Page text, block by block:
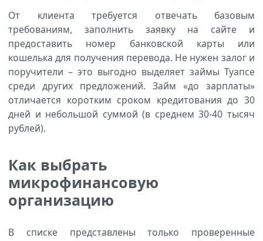
От клиента требуется отвечать базовым
требованиям, заполнить заявку на сайте и
предоставить номер банковской карты или
кошелька для получения перевода. Не нужен залог и
поручители – это выгодно выделяет займы Туапсе
среди других предложений. Займ «до зарплаты»
отличается коротким сроком кредитования до 30
дней и небольшой суммой (в среднем 30-40 тысяч
рублей).
Как выбрать
микрофинансовую
организацию
В списке представлены только проверенные